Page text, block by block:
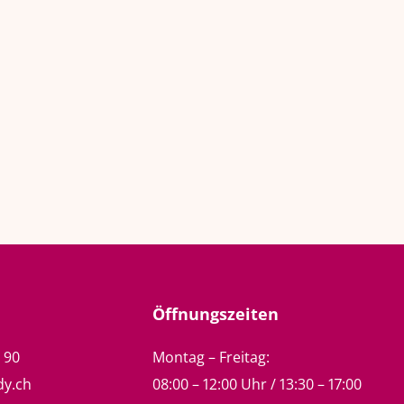
90
Öffnungszeiten
Montag – Freitag:
08:00 – 12:00 Uhr / 13:30 – 17:00